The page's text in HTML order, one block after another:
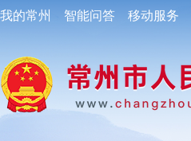
我的常州 智能问答 移动服务